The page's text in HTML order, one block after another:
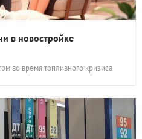
в новостройке
во время топливного кризиса